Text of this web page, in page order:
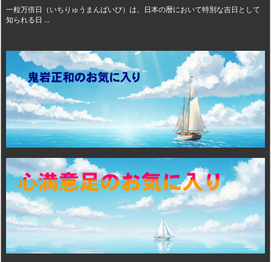
一粒万倍日（いちりゅうまんばいび）は、日本の暦において特別な吉日として
知られる日 ...